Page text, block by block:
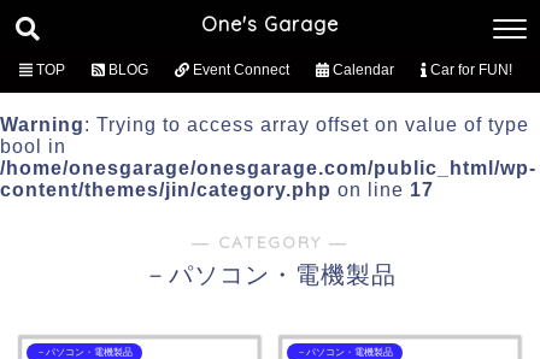
One's Garage
TOP BLOG Event Connect Calendar Car for FUN!
Warning: Trying to access array offset on value of type
bool in
/home/onesgarage/onesgarage.com/public_html/wp-
content/themes/jin/category.php on line 17
― CATEGORY ―
－パソコン・電機製品
－パソコン・電機製品 －パソコン・電機製品